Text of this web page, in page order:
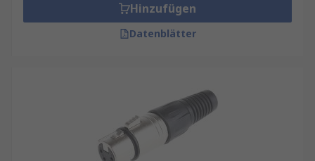
Das Programm umfasst Markenprodukte sowie
RS PRO, unsere eigene professionelle Marke,
Amphenol Industrial,
Versandoptionen. RS unterstützt zudem mit
und hilfreichen technischen
Ratgebern für die Auswahl moderner
Hinzufügen
Datenblätter